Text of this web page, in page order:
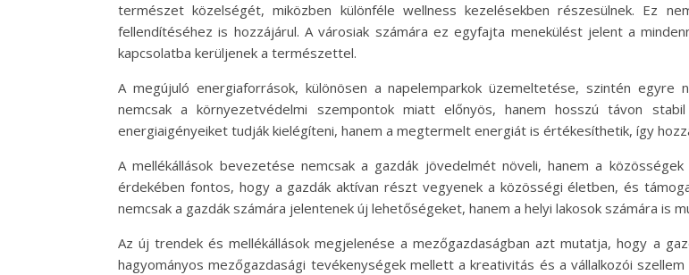
természet közelségét, miközben különféle wellness kezelésekben részesülnek. Ez
fellendítéséhez is hozzájárul. A városiak számára ez egyfajta menekülést jelent a
kapcsolatba kerüljenek a természettel.
A megújuló energiaforrások, különösen a napelemparkok üzemeltetése, szintén
nemcsak a környezetvédelmi szempontok miatt előnyös, hanem hosszú távon
energiaigényeiket tudják kielégíteni, hanem a megtermelt energiát is értékesíthetik, így
A mellékállások bevezetése nemcsak a gazdák jövedelmét növeli, hanem a
érdekében fontos, hogy a gazdák aktívan részt vegyenek a közösségi életben, és
nemcsak a gazdák számára jelentenek új lehetőségeket, hanem a helyi lakosok számára is
Az új trendek és mellékállások megjelenése a mezőgazdaságban azt mutatja, hogy a
hagyományos mezőgazdasági tevékenységek mellett a kreativitás és a vállalkozói